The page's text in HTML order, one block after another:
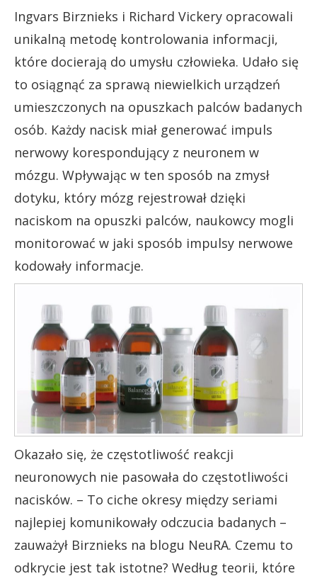
Ingvars Birznieks i Richard Vickery opracowali
unikalną metodę kontrolowania informacji,
które docierają do umysłu człowieka. Udało się
to osiągnąć za sprawą niewielkich urządzeń
umieszczonych na opuszkach palców badanych
osób. Każdy nacisk miał generować impuls
nerwowy korespondujący z neuronem w
mózgu. Wpływając w ten sposób na zmysł
dotyku, który mózg rejestrował dzięki
naciskom na opuszki palców, naukowcy mogli
monitorować w jaki sposób impulsy nerwowe
kodowały informacje.
Okazało się, że częstotliwość reakcji
neuronowych nie pasowała do częstotliwości
nacisków. – To ciche okresy między seriami
najlepiej komunikowały odczucia badanych –
zauważył Birznieks na blogu NeuRA. Czemu to
odkrycie jest tak istotne? Według teorii, które